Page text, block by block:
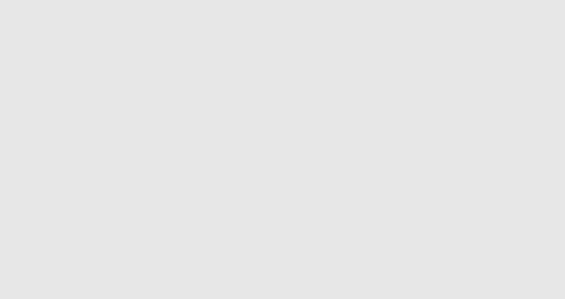
gan
danwydd
y dyfodol
tai